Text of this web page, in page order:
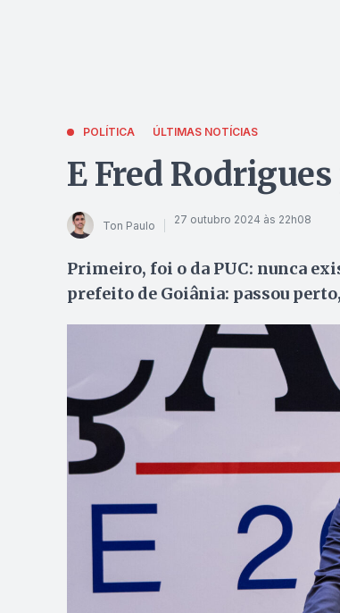
POLÍTICA ÚLTIMAS NOTÍCIAS
E Fred
Ton Paulo 27 outubro 2024 às 22h08
Primeiro, foi o da PUC: nunca
prefeito de Goiânia: passou